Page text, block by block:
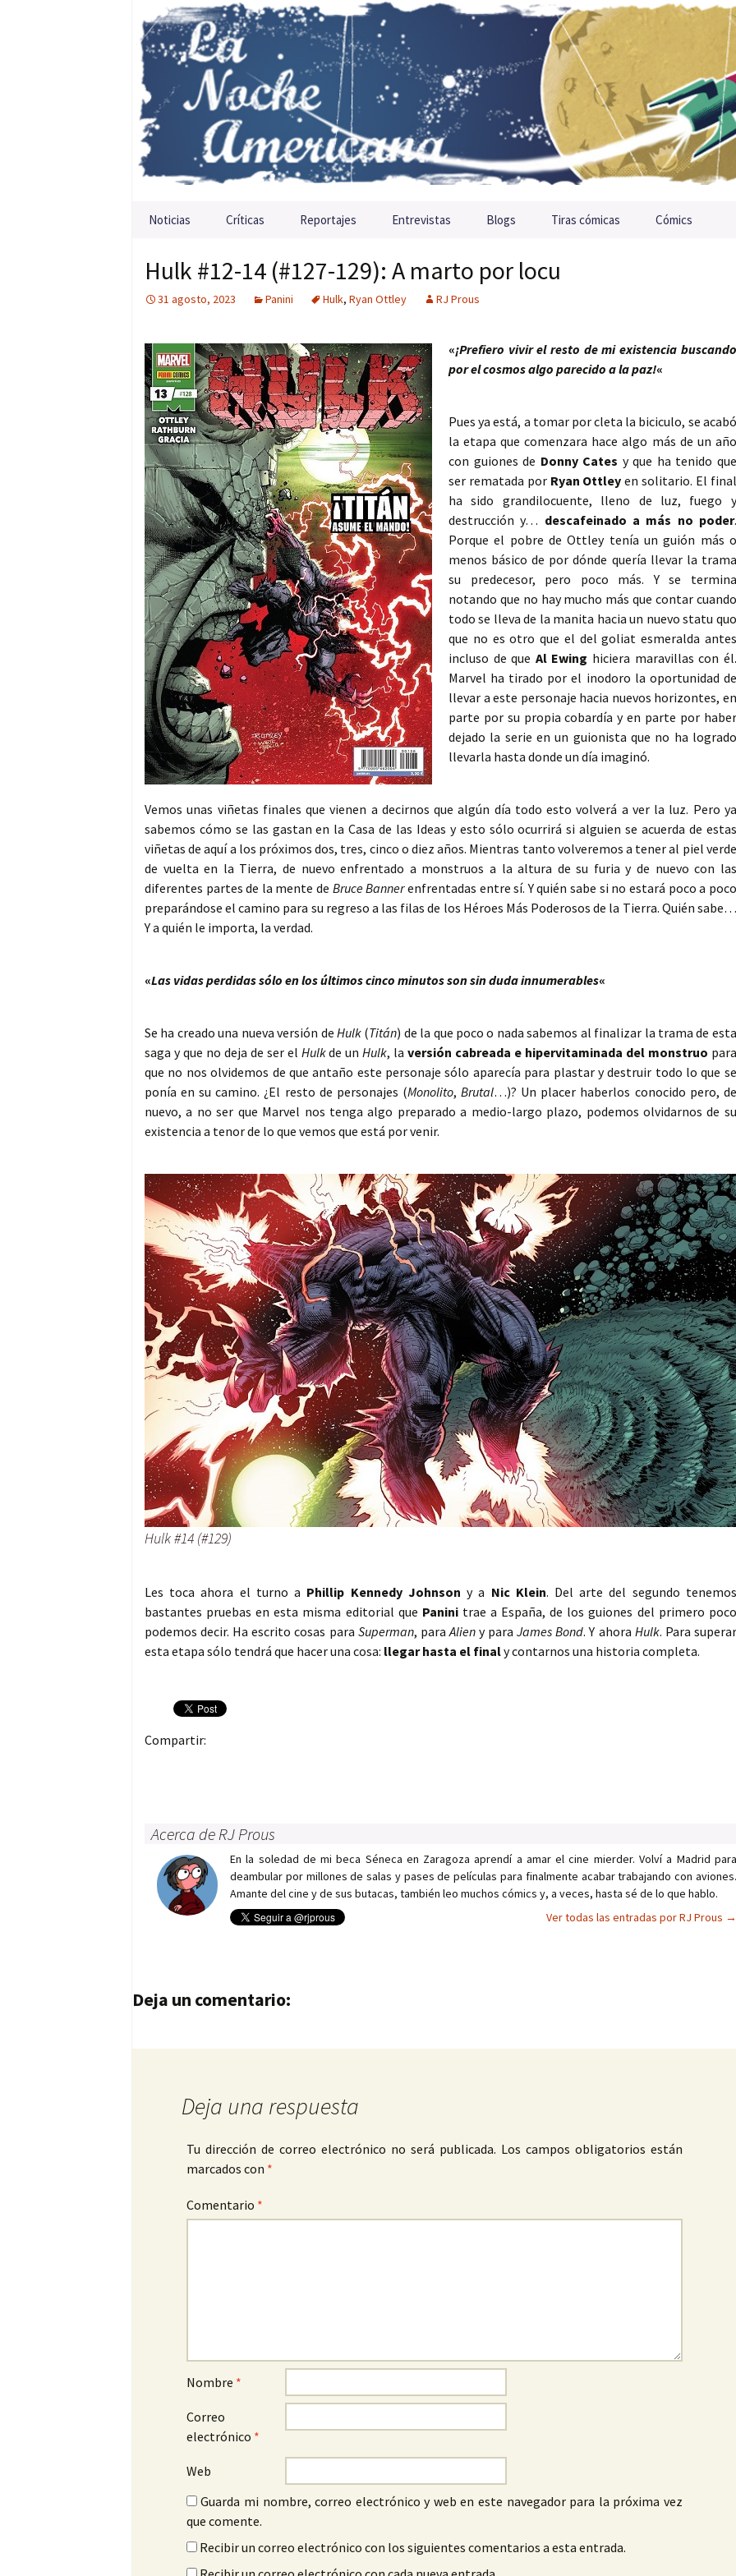
Saltar al contenido
Noticias Críticas Reportajes Entrevistas Blogs Tiras cómicas Cómics
Hulk #12-14 (#127-129): A marto por locu
31 agosto, 2023 Panini Hulk, Ryan Ottley RJ Prous
«¡Prefiero vivir el resto de mi existencia buscando
por el cosmos algo parecido a la paz!«
Pues ya está, a tomar por cleta la biciculo, se acabó
la etapa que comenzara hace algo más de un año
con guiones de Donny Cates y que ha tenido que
ser rematada por Ryan Ottley en solitario. El final
ha sido grandilocuente, lleno de luz, fuego y
destrucción y… descafeinado a más no poder.
Porque el pobre de Ottley tenía un guión más o
menos básico de por dónde quería llevar la trama
su predecesor, pero poco más. Y se termina
notando que no hay mucho más que contar cuando
todo se lleva de la manita hacia un nuevo statu quo
que no es otro que el del goliat esmeralda antes
incluso de que Al Ewing hiciera maravillas con él.
Marvel ha tirado por el inodoro la oportunidad de
llevar a este personaje hacia nuevos horizontes, en
parte por su propia cobardía y en parte por haber
dejado la serie en un guionista que no ha logrado
llevarla hasta donde un día imaginó.
Vemos unas viñetas finales que vienen a decirnos que algún día todo esto volverá a ver la luz. Pero ya
sabemos cómo se las gastan en la Casa de las Ideas y esto sólo ocurrirá si alguien se acuerda de estas
viñetas de aquí a los próximos dos, tres, cinco o diez años. Mientras tanto volveremos a tener al piel verde
de vuelta en la Tierra, de nuevo enfrentado a monstruos a la altura de su furia y de nuevo con las
diferentes partes de la mente de Bruce Bannerenfrentadas entre sí. Y quién sabe si no estará poco a poco
preparándose el camino para su regreso a las filas de los Héroes Más Poderosos de la Tierra. Quién sabe…
Y a quién le importa, la verdad.
«Las vidas perdidas sólo en los últimos cinco minutos son sin duda innumerables«
Se ha creado una nueva versión de Hulk(Titán) de la que poco o nada sabemos al finalizar la trama de esta
saga y que no deja de ser el Hulkde unHulk, laversión cabreada e hipervitaminada del monstruo para
que no nos olvidemos de que antaño este personaje sólo aparecía para plastar y destruir todo lo que se
ponía en su camino. ¿El resto de personajes (Monolito,Brutal…)? Un placer haberlos conocido pero, de
nuevo, a no ser que Marvel nos tenga algo preparado a medio-largo plazo, podemos olvidarnos de su
existencia a tenor de lo que vemos que está por venir.
Hulk #14 (#129)
Les toca ahora el turno a Phillip Kennedy Johnson y a Nic Klein. Del arte del segundo tenemos
bastantes pruebas en esta misma editorial que Paninitrae a España, de los guiones del primero poco
podemos decir. Ha escrito cosas para Superman, paraAlieny paraJames Bond. Y ahora Hulk. Para superar
esta etapa sólo tendrá que hacer una cosa: llegar hasta el finaly contarnos una historia completa.
Compartir:
Acerca de RJ Prous
En la soledad de mi beca Séneca en Zaragoza aprendí a amar el cine mierder. Volví a Madrid para
deambular por millones de salas y pases de películas para finalmente acabar trabajando con aviones.
Amante del cine y de sus butacas, también leo muchos cómics y, a veces, hasta sé de lo que hablo.
Ver todas las entradas por RJ Prous →
Navegación de entradas
Deja un comentario:
Deja una respuesta
Tu dirección de correo electrónico no será publicada. Los campos obligatorios están
marcados con *
Comentario *
Nombre *
Correo
electrónico *
Web
Guarda mi nombre, correo electrónico y web en este navegador para la próxima vez
que comente.
Recibir un correo electrónico con los siguientes comentarios a esta entrada.